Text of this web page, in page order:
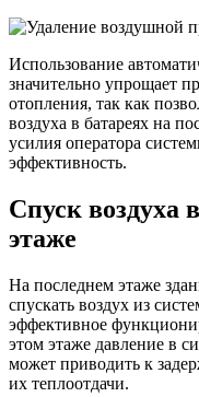
Использование
значительно упрощает
отопления, так как
воздуха в батареях на
усилия оператора
эффективность.
Спуск воздуха
этаже
На последнем этаже
спускать воздух из
эффективное
этом этаже давление в
может приводить к
их теплоотдачи.